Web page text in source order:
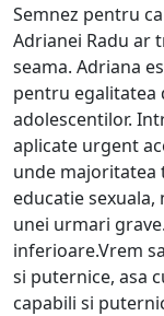
Semnez pentru
Adrianei Radu ar
seama. Adriana
pentru egalitatea
adolescentilor.
aplicate urgent
unde majoritatea
educatie
unei urmari
inferioare.Vrem
si puternice, asa
capabili si